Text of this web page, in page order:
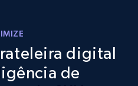
Gtin,
digital
de